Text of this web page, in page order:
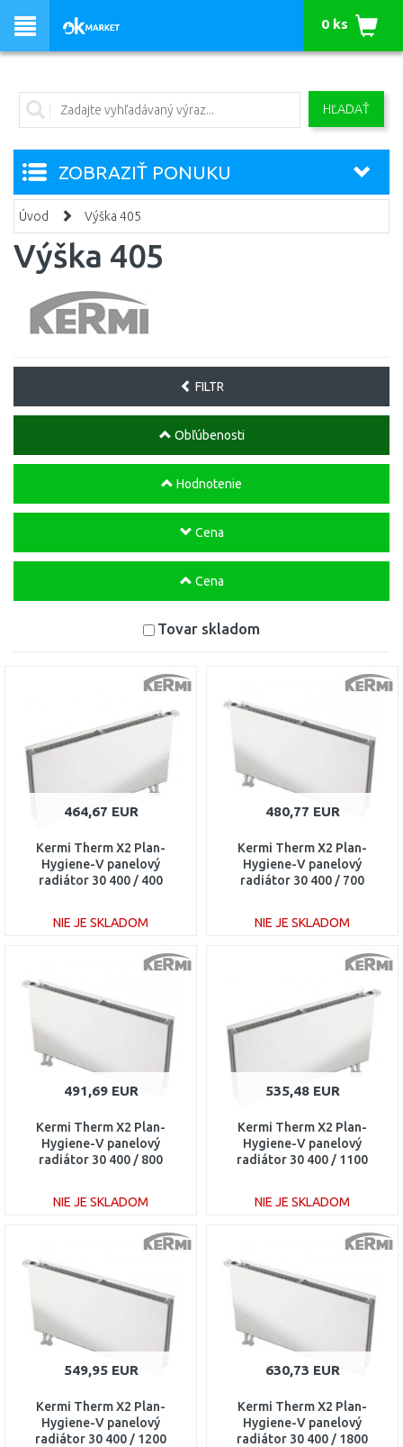
HĽADAŤ
0 ks
ZOBRAZIŤ PONUKU
Úvod Výška 405
Výška 405
FILTR
Obľúbenosti
Hodnotenie
Cena
Cena
Tovar skladom
464,67 EUR
Kermi Therm X2 Plan-
Hygiene-V panelový
radiátor 30 400 / 400
NIE JE SKLADOM
DO KOŠÍKA
Porovnať
480,77 EUR
Kermi Therm X2 Plan-
Hygiene-V panelový
radiátor 30 400 / 700
NIE JE SKLADOM
DO KOŠÍKA
491,69 EUR
Kermi Therm X2 Plan-
Hygiene-V panelový
radiátor 30 400 / 800
NIE JE SKLADOM
DO KOŠÍKA
Porovnať
535,48 EUR
Kermi Therm X2 Plan-
Hygiene-V panelový
radiátor 30 400 / 1100
NIE JE SKLADOM
DO KOŠÍKA
Porovnať
549,95 EUR
Kermi Therm X2 Plan-
Hygiene-V panelový
radiátor 30 400 / 1200
630,73 EUR
Kermi Therm X2 Plan-
Hygiene-V panelový
radiátor 30 400 / 1800